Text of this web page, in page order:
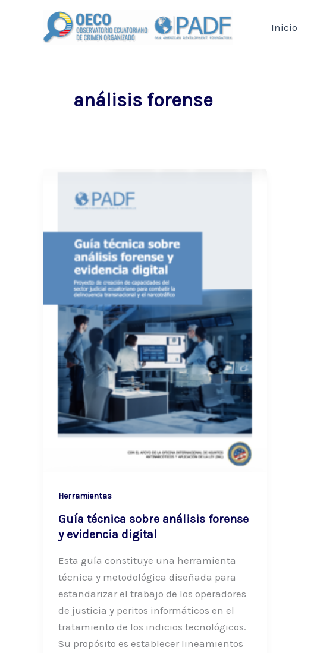
contenido
Inicio
análisis forense
Herramientas
Guía técnica sobre análisis forense
y evidencia digital
Esta guía constituye una herramienta
técnica y metodológica diseñada para
estandarizar el trabajo de los operadores
de justicia y peritos informáticos en el
tratamiento de los indicios tecnológicos.
Su propósito es establecer lineamientos